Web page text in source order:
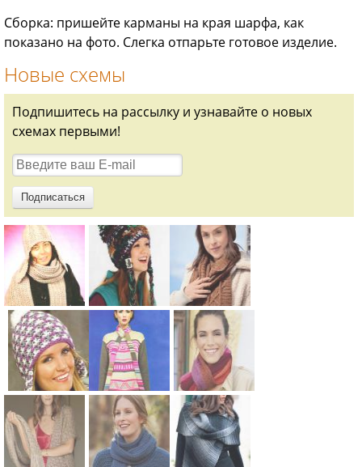
Сборка: пришейте карманы на края шарфа, как
показано на фото. Слегка отпарьте готовое изделие.
Новые схемы
Подпишитесь на рассылку и узнавайте о новых
схемах первыми!
Схема:
шапочка-
ушанка с
узором из
кос и
длинный
шарфик
Схема:
цветная
теплая
шапочка с
завязками
вязание
спицами для
Схема:
комплект из
шапки и
шарф
вязание
спицами для
женщин
Схема:
цветная
шапка с
Схема:
жаккардовы
й пуловер и
Схема:
длинный
шарф в